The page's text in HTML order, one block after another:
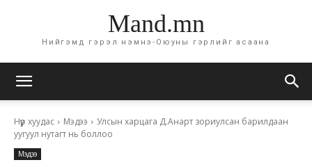
Mand.mn
Нийгэмд гэрэл нэмнэ-Оюуны гэрлийг асаана
Нүүр хуудас Мэдээ
Улсын харцага Д.Анарт зориулсан барилдаан
уугуул нутагт нь боллоо
Мэдээ